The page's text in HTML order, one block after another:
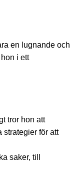
en lugnande och
i ett
tror hon att
strategier för att
saker, till